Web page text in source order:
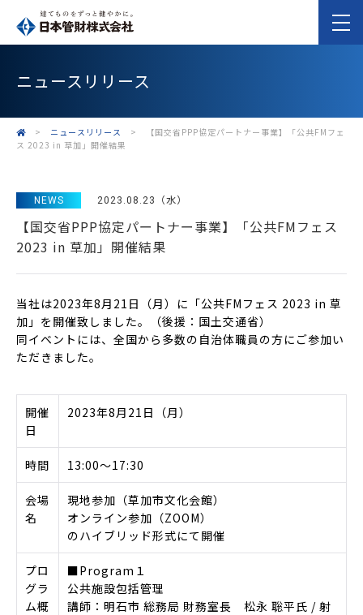
ニュースリリース
> ニュースリリース >
【国交省PPP協定パートナー事業】「公共FMフェ
ス 2023 in 草加」開催結果
NEWS 2023.08.23（水）
【国交省PPP協定パートナー事業】「公共FMフェス
2023 in 草加」開催結果
当社は2023年8月21日（月）に「公共FMフェス 2023 in 草
加」を開催致しました。（後援：国土交通省）
同イベントには、全国から多数の自治体職員の方にご参加い
ただきました。
開催
日
2023年8月21日（月）
時間 13:00～17:30
会場
名
現地参加（草加市文化会館）
オンライン参加（ZOOM）
のハイブリッド形式にて開催
プロ
グラ
ム概
■Program１
公共施設包括管理
講師：明石市 総務局 財務室長 松永 聡平氏 / 射